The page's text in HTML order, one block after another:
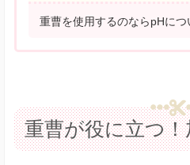
重曹を使用するのならpHにつ
重曹が役に立つ